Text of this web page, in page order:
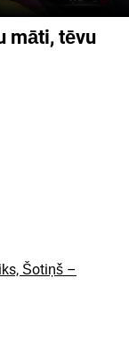
māti, tēvu
Šotiņš –